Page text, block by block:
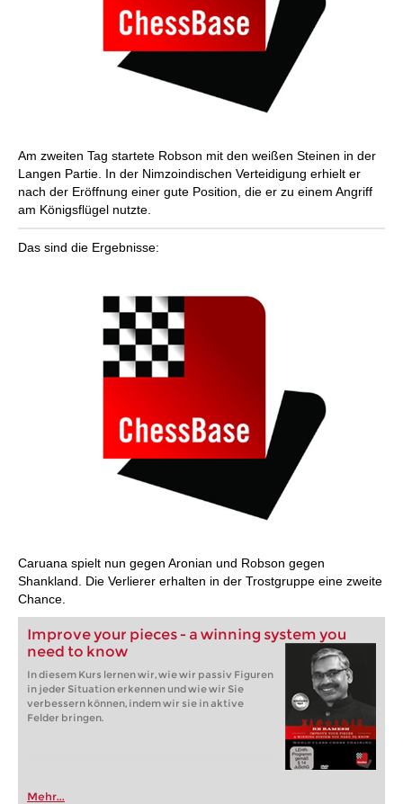
Am zweiten Tag startete Robson mit den weißen Steinen in der
Langen Partie. In der Nimzoindischen Verteidigung erhielt er
nach der Eröffnung einer gute Position, die er zu einem Angriff
am Königsflügel nutzte.
Das sind die Ergebnisse:
Caruana spielt nun gegen Aronian und Robson gegen
Shankland. Die Verlierer erhalten in der Trostgruppe eine zweite
Chance.
Improve your pieces - a winning system you
need to know
In diesem Kurs lernen wir, wie wir passiv Figuren
in jeder Situation erkennen und wie wir Sie
verbessern können, indem wir sie in aktive
Felder bringen.
Mehr...